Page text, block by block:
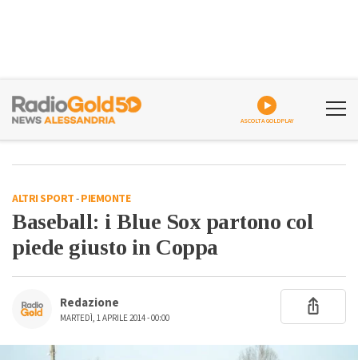
ASCOLTA GOLDPLAY
ALTRI SPORT-PIEMONTE
Baseball: i Blue Sox partono col
piede giusto in Coppa
Redazione
MARTEDÌ, 1 APRILE 2014 - 00:00